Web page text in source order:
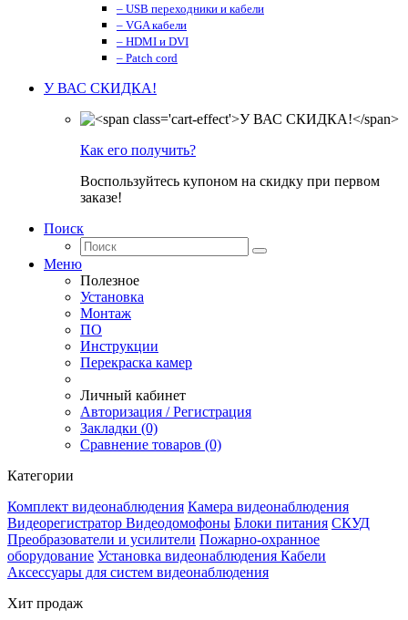
– USB переходники и кабели
– VGA кабели
– HDMI и DVI
– Patch cord
У ВАС СКИДКА!
Как его получить?
Воспользуйтесь купоном на скидку при первом
заказе!
Поиск
Меню
Полезное
Установка
Монтаж
ПО
Инструкции
Перекраска камер
Личный кабинет
Авторизация / Регистрация
Закладки (0)
Сравнение товаров (0)
Категории
Комплект видеонаблюдения Камера видеонаблюдения
Видеорегистратор Видеодомофоны Блоки питания СКУД
Преобразователи и усилители Пожарно-охранное
оборудование Установка видеонаблюдения Кабели
Аксессуары для систем видеонаблюдения
Хит продаж